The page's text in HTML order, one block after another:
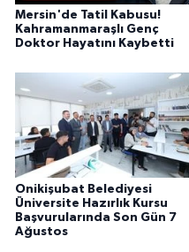
Mersin'de Tatil Kabusu!
Kahramanmaraşlı Genç
Doktor Hayatını Kaybetti
Onikişubat Belediyesi
Üniversite Hazırlık Kursu
Başvurularında Son Gün 7
Ağustos